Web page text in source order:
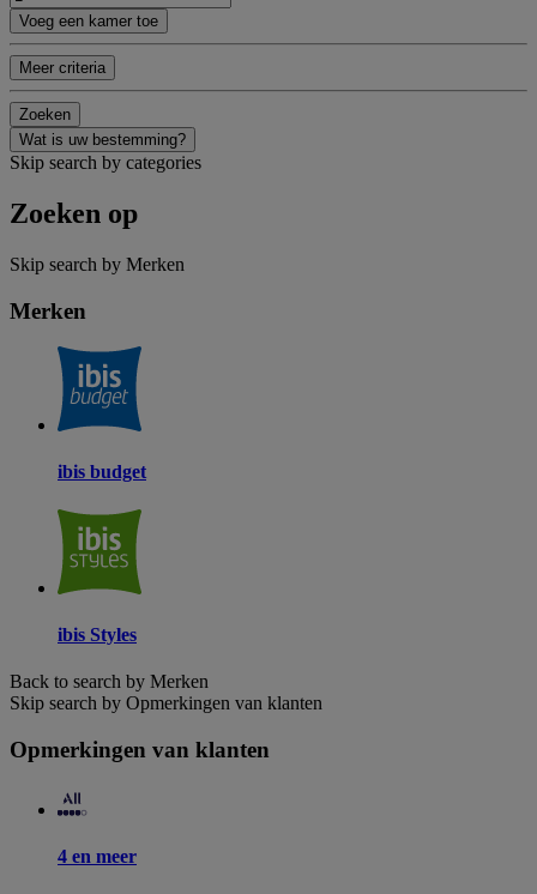
Voeg een kamer toe
Meer criteria
Zoeken
Wat is uw bestemming?
Skip search by categories
Zoeken op
Skip search by Merken
Merken
ibis budget
ibis Styles
Back to search by Merken
Skip search by Opmerkingen van klanten
Opmerkingen van klanten
4 en meer